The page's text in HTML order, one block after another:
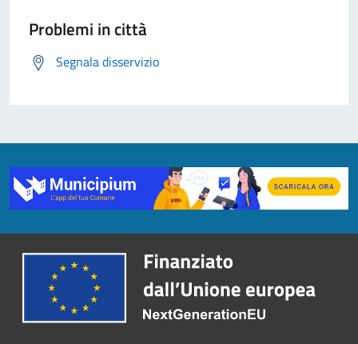
Problemi in città
Segnala disservizio